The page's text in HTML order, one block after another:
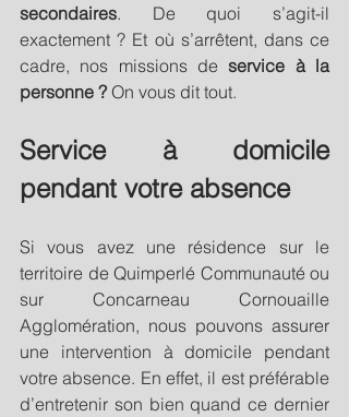
secondaires. De quoi s’agit-il
exactement ? Et où s’arrêtent, dans ce
cadre, nos missions de service à la
personne ? On vous dit tout.
Service à domicile
pendant votre absence
Si vous avez une résidence sur le
territoire de Quimperlé Communauté ou
sur Concarneau Cornouaille
Agglomération, nous pouvons assurer
une intervention à domicile pendant
votre absence. En effet, il est préférable
d’entretenir son bien quand ce dernier